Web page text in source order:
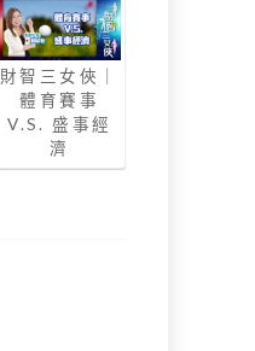
財智三女俠｜
體育賽事
V.S. 盛事經
濟